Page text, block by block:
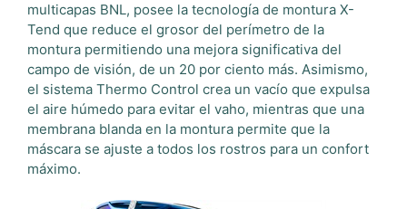
multicapas BNL, posee la tecnología de montura X-
Tend que reduce el grosor del perímetro de la
montura permitiendo una mejora significativa del
campo de visión, de un 20 por ciento más. Asimismo,
el sistema Thermo Control crea un vacío que expulsa
el aire húmedo para evitar el vaho, mientras que una
membrana blanda en la montura permite que la
máscara se ajuste a todos los rostros para un confort
máximo.